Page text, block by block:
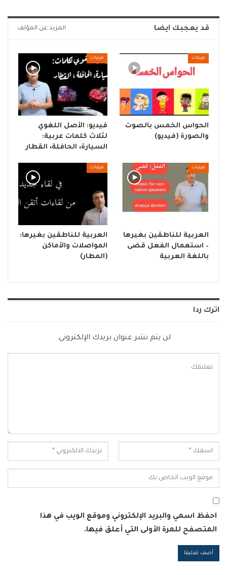
قد يعجبك ايضا المزيد عن المؤلف
مرئيات
الحواس الخمس بالصوت
والصورة (فيديو)
مرئيات
فيديو: الأصل اللغوي
لثلاث كلمات عربية:
السيارة، الحافلة، القطار
مرئيات
العربية للناطقين بغيرها
– استعمال الفعل قضى
باللغة العربية
مرئيات
العربية للناطقين بغيرها:
المواصلات والأماكن
(المطار)
اترك ردا
لن يتم نشر عنوان بريدك الإلكتروني.
احفظ اسمي والبريد الإلكتروني وموقع الويب في هذا
المتصفح للمرة الأولى التي أعلق فيها.